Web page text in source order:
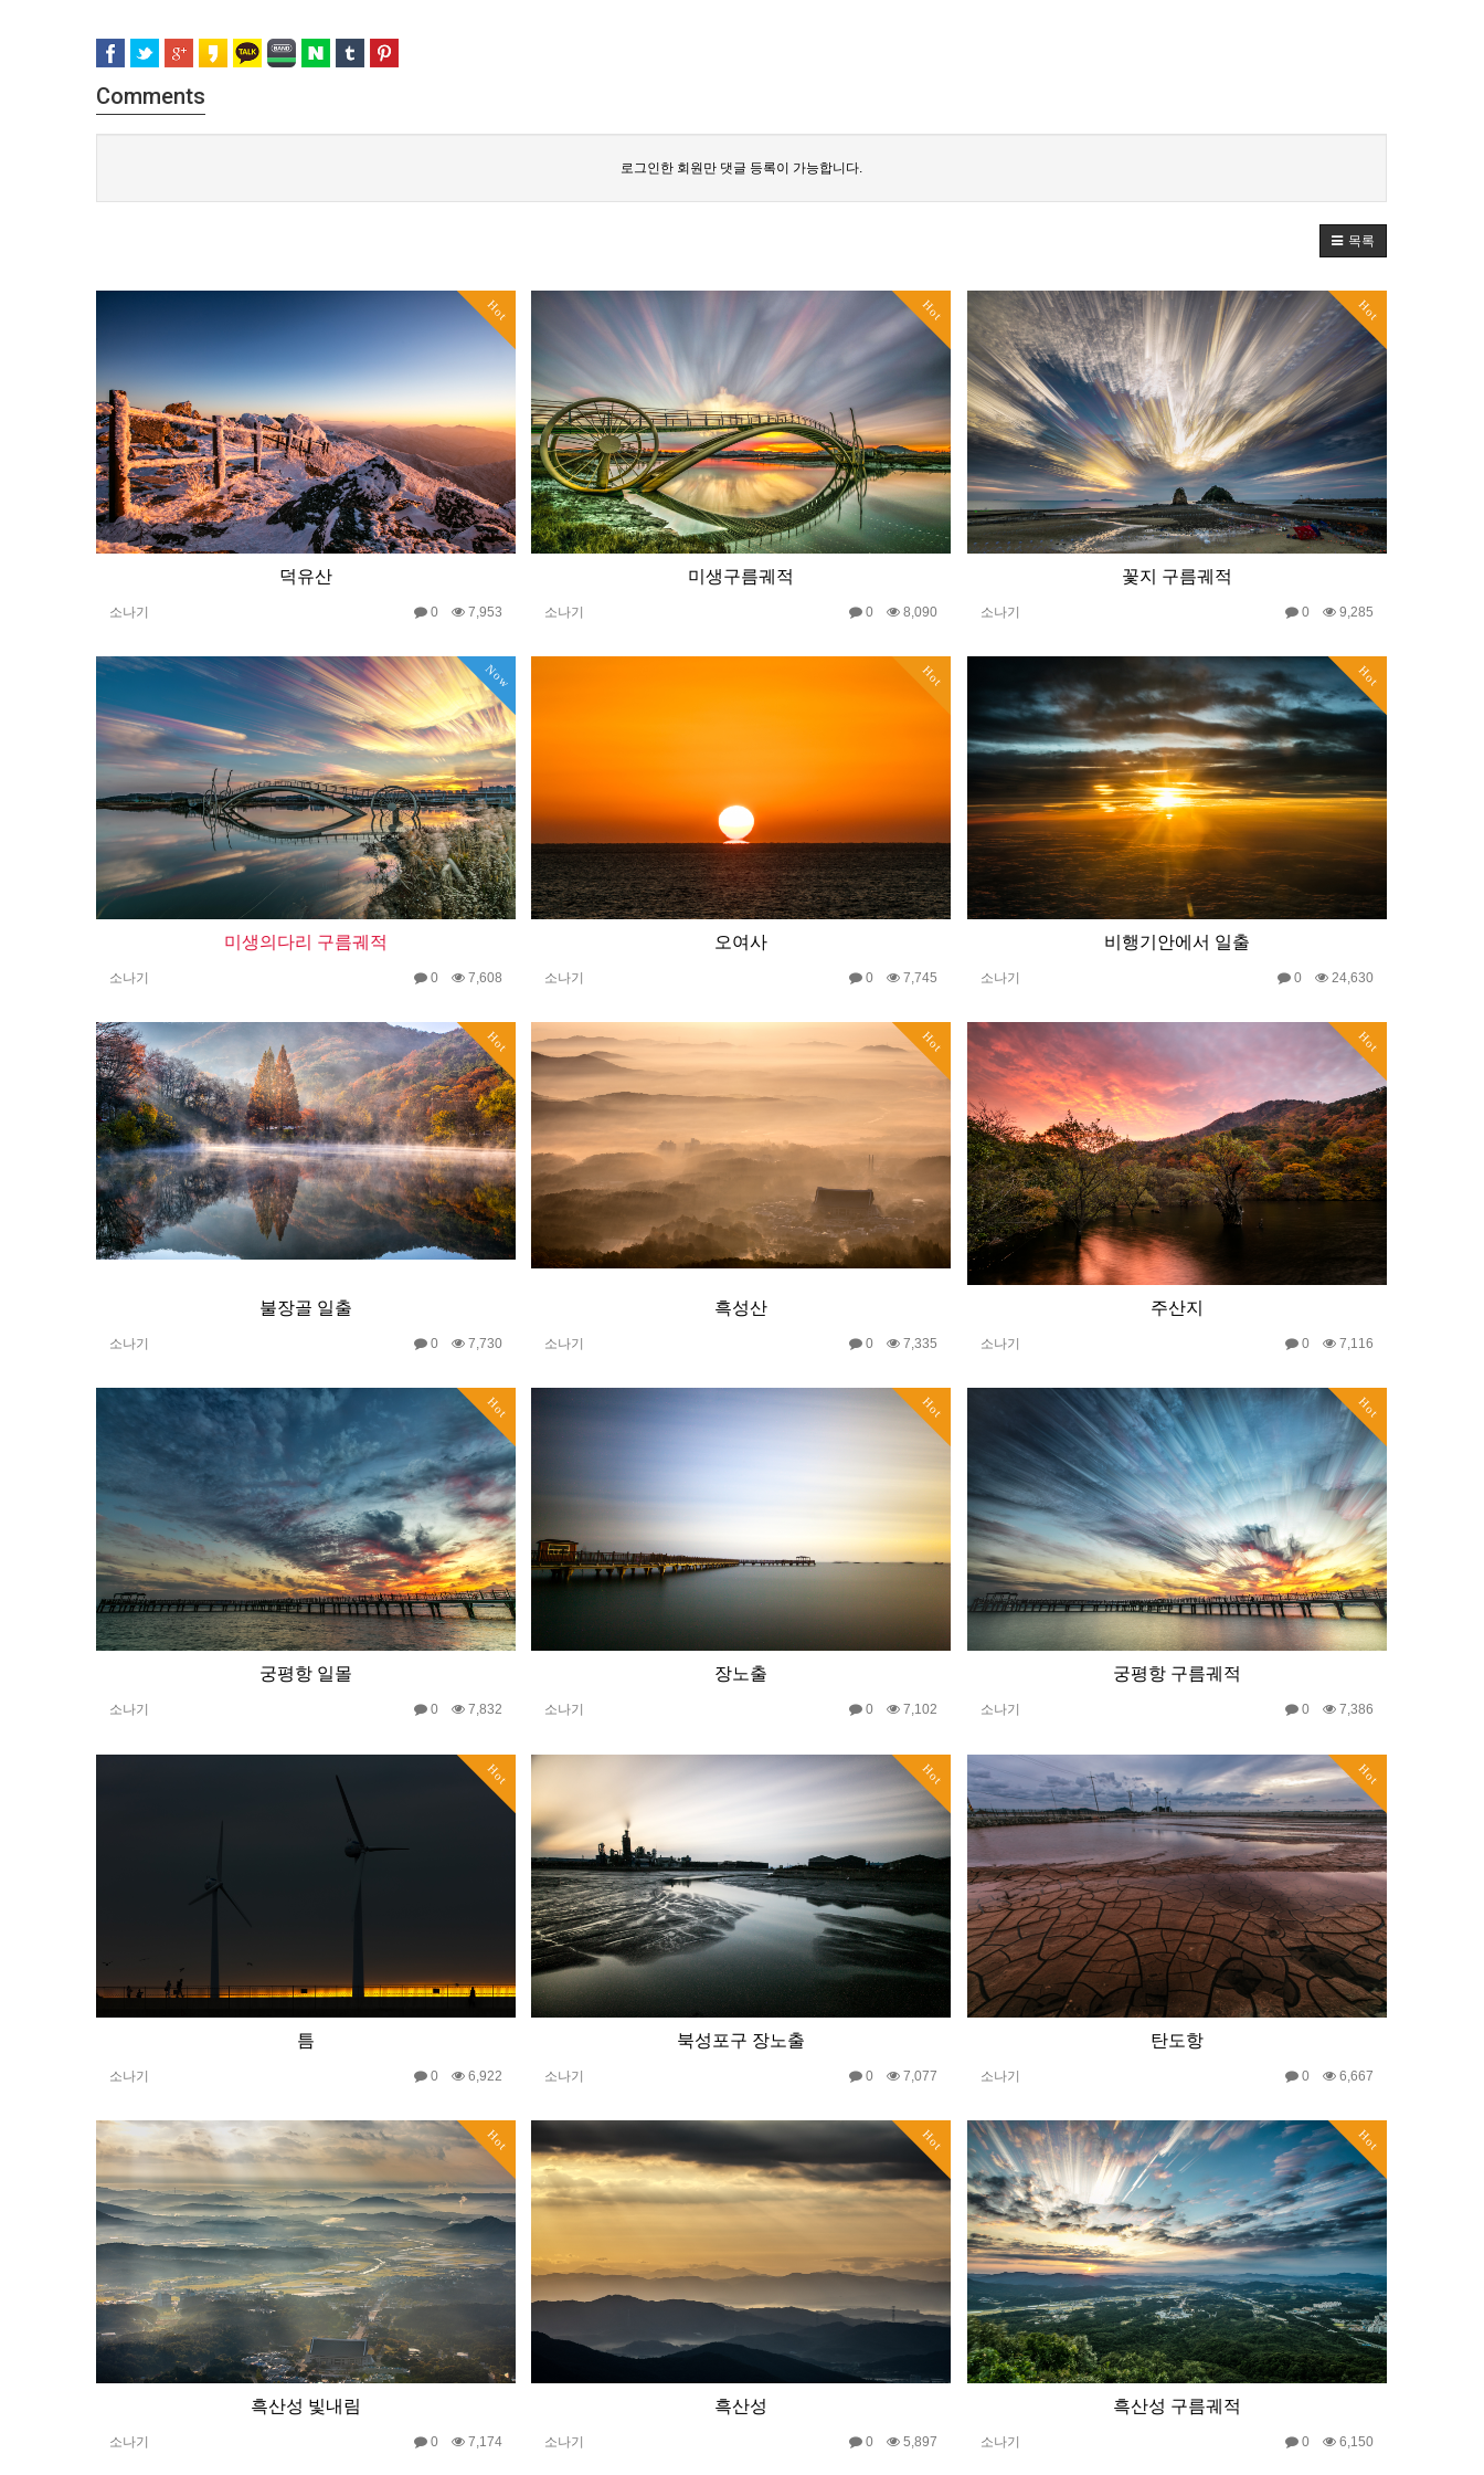
Comments
로그인한 회원만 댓글 등록이 가능합니다.
목록
Hot
덕유산
소나기 0 7,953
Hot
미생구름궤적
소나기 0 8,090
Hot
꽃지 구름궤적
소나기 0 9,285
Now
미생의다리 구름궤적
소나기 0 7,608
Hot
오여사
소나기 0 7,745
Hot
비행기안에서 일출
소나기 0 24,630
Hot
불장골 일출
소나기 0 7,730
Hot
흑성산
소나기 0 7,335
Hot
주산지
소나기 0 7,116
Hot
궁평항 일몰
소나기 0 7,832
Hot
장노출
소나기 0 7,102
Hot
궁평항 구름궤적
소나기 0 7,386
Hot
틈
소나기 0 6,922
Hot
북성포구 장노출
소나기 0 7,077
Hot
탄도항
소나기 0 6,667
Hot
흑산성 빛내림
소나기 0 7,174
Hot
흑산성
소나기 0 5,897
Hot
흑산성 구름궤적
소나기 0 6,150